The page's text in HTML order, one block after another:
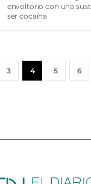
envoltorio con una
ser cocaína
3 4 5 6